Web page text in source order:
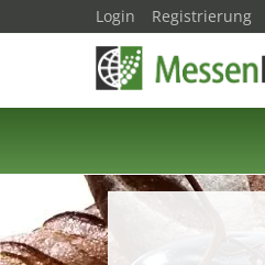
Login Registrierung